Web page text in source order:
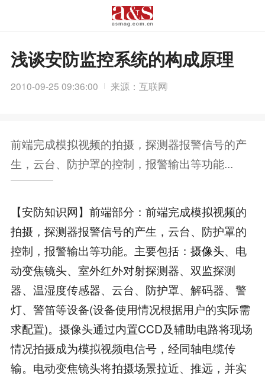
浅谈安防监控系统的构成原理
2010-09-25 09:36:00 来源：互联网
前端完成模拟视频的拍摄，探测器报警信号的产
生，云台、防护罩的控制，报警输出等功能...
【安防知识网】前端部分：前端完成模拟视频的
拍摄，探测器报警信号的产生，云台、防护罩的
控制，报警输出等功能。主要包括： 摄像头、电
动变焦镜头、室外红外对射探测器、双监探测
器、温湿度传感器、云台、防护罩、解码器、警
灯、警笛等设备(设备使用情况根据用户的实际需
求配置)。摄像头通过内置CCD及辅助电路将现场
情况拍摄成为模拟视频电信号，经同轴电缆传
输。电动变焦镜头将拍摄场景拉近、推远，并实